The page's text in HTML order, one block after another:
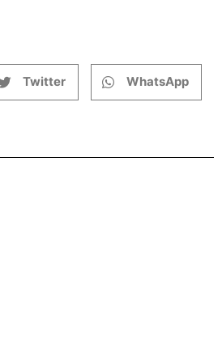
Twitter WhatsApp